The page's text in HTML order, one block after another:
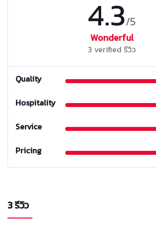
4.3/5
Wonderful
3 verified รีวิว
Quality
Hospitality
Service
Pricing
3 รีวิว